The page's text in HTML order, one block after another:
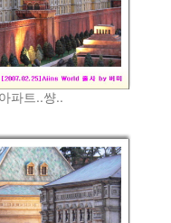
파트..썅..